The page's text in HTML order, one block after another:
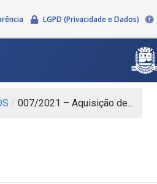
LGPD (Privacidade e Dados)
/ 007/2021 – Aquisição de...